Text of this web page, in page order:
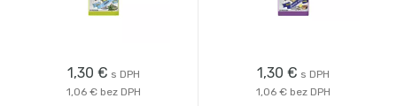
1,30 € s DPH
1,06 € bez DPH
1,30 € s DPH
1,06 € bez DPH